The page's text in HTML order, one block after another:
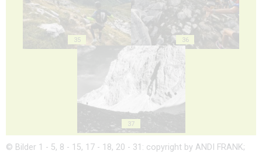
35 36
37
© Bilder 1 - 5, 8 - 15, 17 - 18, 20 - 31: copyright by ANDI FRANK;